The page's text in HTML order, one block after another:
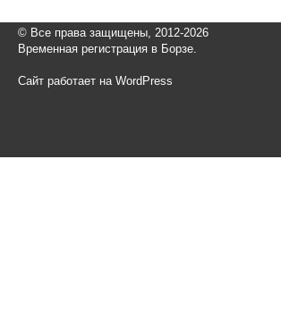
© Все права защищены, 2012-2026
Временная регистрация в Борзе.
Сайт работает на WordPress